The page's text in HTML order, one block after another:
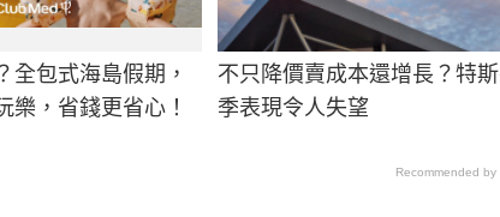
全包式海島假期，
樂，省錢更省心！
不只降價賣成本還增長？特
季表現令人失望
Recommended by